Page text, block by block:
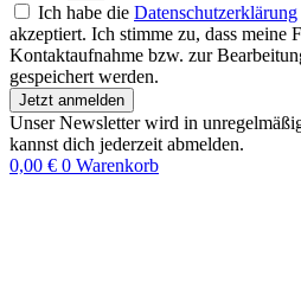
Ich habe die Datenschutzerklärung
akzeptiert. Ich stimme zu, dass meine
Kontaktaufnahme bzw. zur
gespeichert werden.
Jetzt anmelden
Unser Newsletter wird in
kannst dich jederzeit abmelden.
0,00 € 0 Warenkorb